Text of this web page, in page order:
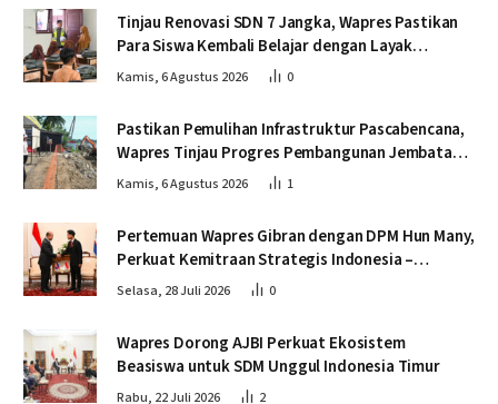
Tinjau Renovasi SDN 7 Jangka, Wapres Pastikan
Para Siswa Kembali Belajar dengan Layak
Pascabencana
Kamis, 6 Agustus 2026 0
Pastikan Pemulihan Infrastruktur Pascabencana,
Wapres Tinjau Progres Pembangunan Jembatan
Krueng Tingkeum Bireuen
Kamis, 6 Agustus 2026 1
Pertemuan Wapres Gibran dengan DPM Hun Many,
Perkuat Kemitraan Strategis Indonesia –
Kamboja
Selasa, 28 Juli 2026 0
Wapres Dorong AJBI Perkuat Ekosistem
Beasiswa untuk SDM Unggul Indonesia Timur
Rabu, 22 Juli 2026 2